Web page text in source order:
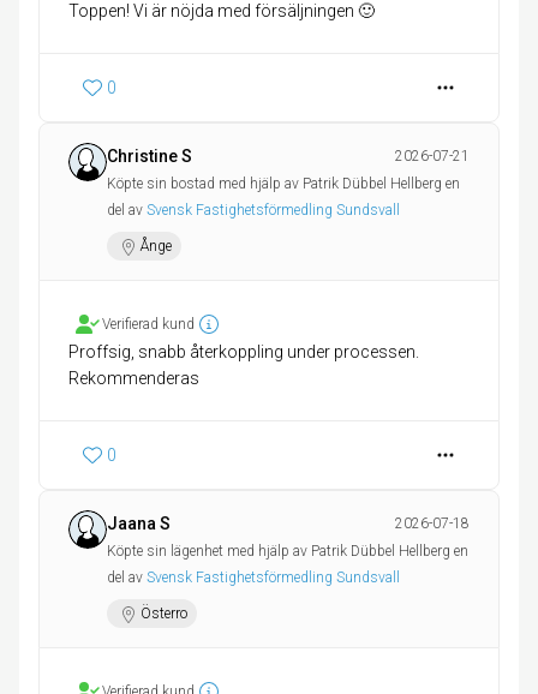
Toppen! Vi är nöjda med försäljningen 🙂
0
Christine S
2026-07-21
Köpte sin bostad med hjälp av Patrik Dübbel Hellberg en
del av Svensk Fastighetsförmedling Sundsvall
Ånge
Verifierad kund
Proffsig, snabb återkoppling under processen.
Rekommenderas
0
Jaana S
2026-07-18
Köpte sin lägenhet med hjälp av Patrik Dübbel Hellberg en
del av Svensk Fastighetsförmedling Sundsvall
Österro